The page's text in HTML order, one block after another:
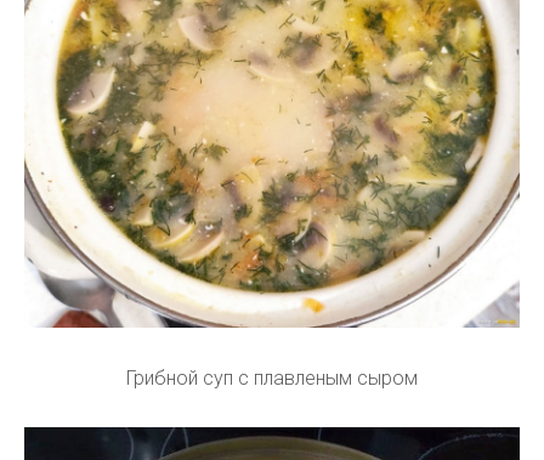
Грибной суп с плавленым сыром